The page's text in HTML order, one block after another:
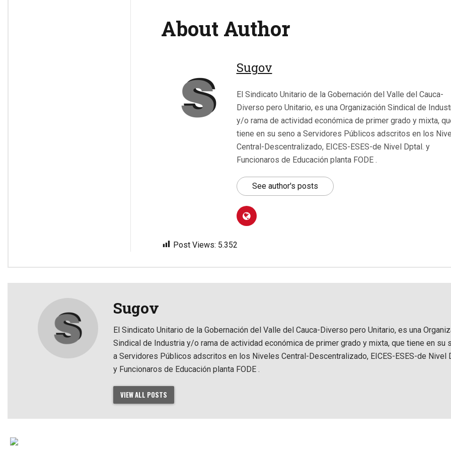
About Author
Sugov
El Sindicato Unitario de la Gobernación del Valle del Cauca-
Diverso pero Unitario, es una Organización Sindical de
y/o rama de actividad económica de primer grado y mixta,
tiene en su seno a Servidores Públicos adscritos en los
Central-Descentralizado, EICES-ESES-de Nivel Dptal. y
Funcionaros de Educación planta FODE .
See author's posts
Post Views: 5.352
Sugov
El Sindicato Unitario de la Gobernación del Valle del Cauca-Diverso pero Unitario, es una
Sindical de Industria y/o rama de actividad económica de primer grado y mixta, que tiene en su
a Servidores Públicos adscritos en los Niveles Central-Descentralizado, EICES-ESES-de Nivel
y Funcionaros de Educación planta FODE .
VIEW ALL POSTS